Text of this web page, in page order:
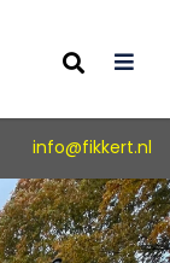
info@fikkert.nl